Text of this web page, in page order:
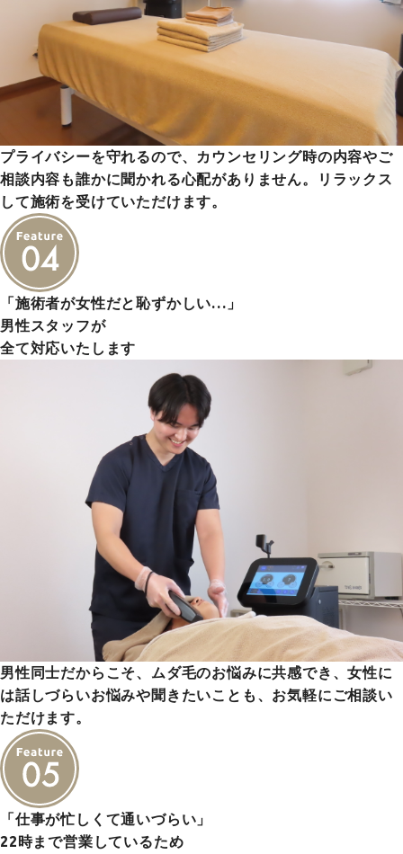
プライバシーを守れるので、カウンセリング時の内容やご
相談内容も誰かに聞かれる心配がありません。リラックス
して施術を受けていただけます。
「施術者が女性だと恥ずかしい…」
男性スタッフが
全て対応いたします
男性同士だからこそ、ムダ毛のお悩みに共感でき、女性に
は話しづらいお悩みや聞きたいことも、お気軽にご相談い
ただけます。
「仕事が忙しくて通いづらい」
22時まで営業しているため